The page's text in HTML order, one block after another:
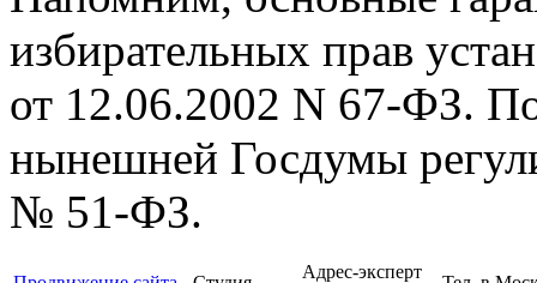
избирательных прав
от 12.06.2002 N 67-ФЗ.
нынешней Госдумы
№ 51-ФЗ.
Адрес-эксперт